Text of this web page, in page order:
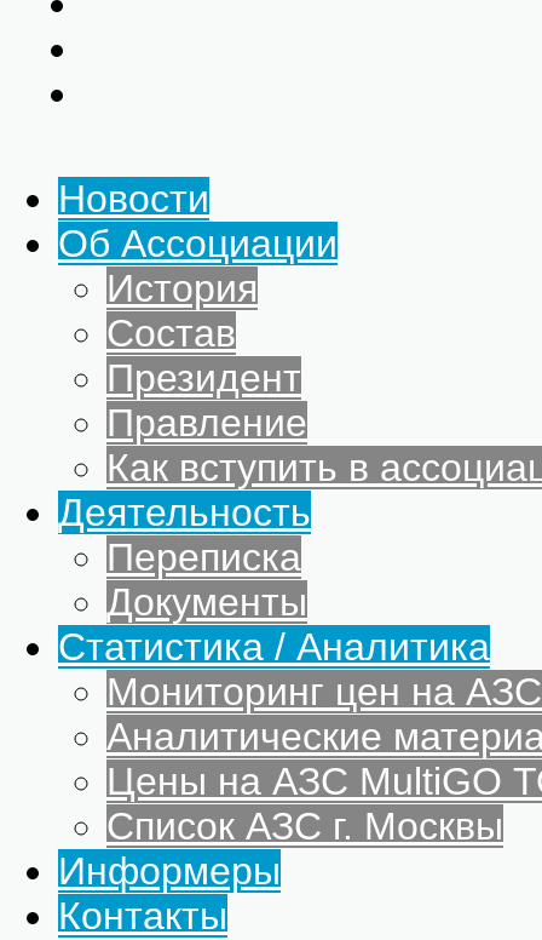
Новости
Об Ассоциации
История
Состав
Президент
Правление
Как вступить в
Деятельность
Переписка
Документы
Статистика / Аналитика
Мониторинг цен на
Аналитические
Цены на АЗС MultiGO
Список АЗС г. Москвы
Информеры
Контакты